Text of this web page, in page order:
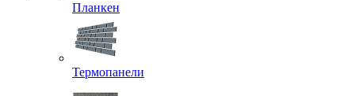
Планкен
Термопанели